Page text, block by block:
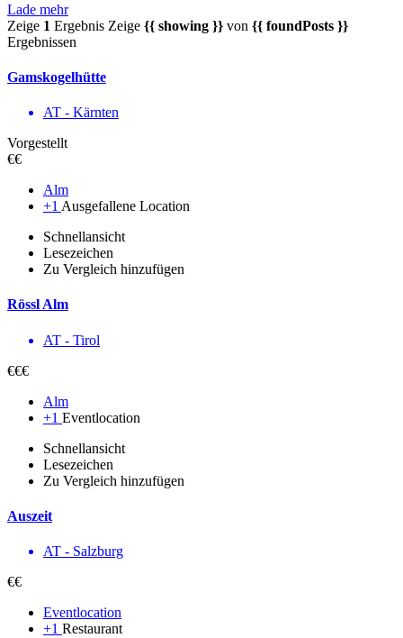
Lade mehr
Zeige 1 Ergebnis Zeige {{ showing }} von {{ foundPosts }}
Ergebnissen
Gamskogelhütte
AT - Kärnten
Vorgestellt
€€
Alm
+1 Ausgefallene Location
Schnellansicht
Lesezeichen
Zu Vergleich hinzufügen
Rössl Alm
AT - Tirol
€€€
Alm
+1 Eventlocation
Schnellansicht
Lesezeichen
Zu Vergleich hinzufügen
Auszeit
AT - Salzburg
€€
Eventlocation
+1 Restaurant